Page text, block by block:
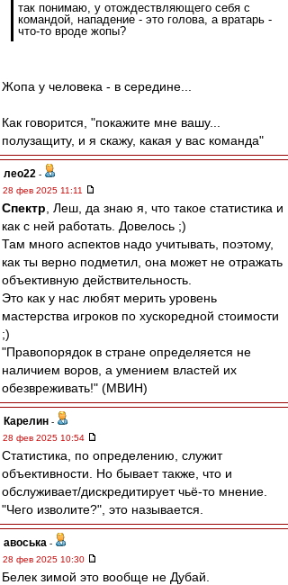
так понимаю, у отождествляющего себя с
командой, нападение - это голова, а вратарь -
что-то вроде жопы?
Жопа у человека - в середине...
Как говорится, "покажите мне вашу...
полузащиту, и я скажу, какая у вас команда"
лео22 -
28 фев 2025 11:11
Спектр , Леш, да знаю я, что такое статистика и
как с ней работать. Довелось ;)
Там много аспектов надо учитывать, поэтому,
как ты верно подметил, она может не отражать
объективную действительность.
Это как у нас любят мерить уровень
мастерства игроков по хускоредной стоимости
;)
"Правопорядок в стране определяется не
наличием воров, а умением властей их
обезвреживать!" (МВИН)
Карелин -
28 фев 2025 10:54
Статистика, по определению, служит
объективности. Но бывает также, что и
обслуживает/дискредитирует чьё-то мнение.
"Чего изволите?", это называется.
авоська -
28 фев 2025 10:30
Белек зимой это вообще не Дубай.